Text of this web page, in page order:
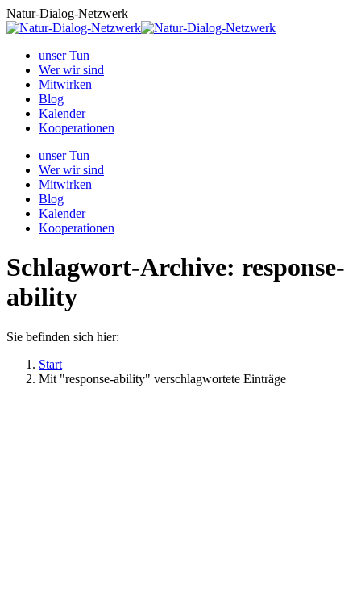
Zum
Inhalt
Natur-Dialog-Netzwerk
unser Tun
Wer wir sind
Mitwirken
Blog
Kalender
Kooperationen
unser Tun
Wer wir sind
Mitwirken
Blog
Kalender
Kooperationen
Schlagwort-Archive: response-
ability
Sie befinden sich hier:
Start
Mit "response-ability" verschlagwortete Einträge